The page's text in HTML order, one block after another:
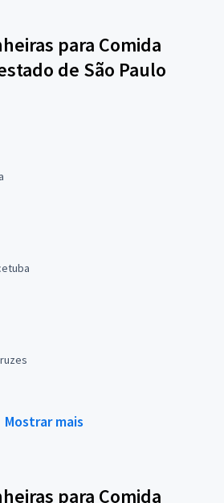
para Comida
de São Paulo
Mostrar mais
para Comida